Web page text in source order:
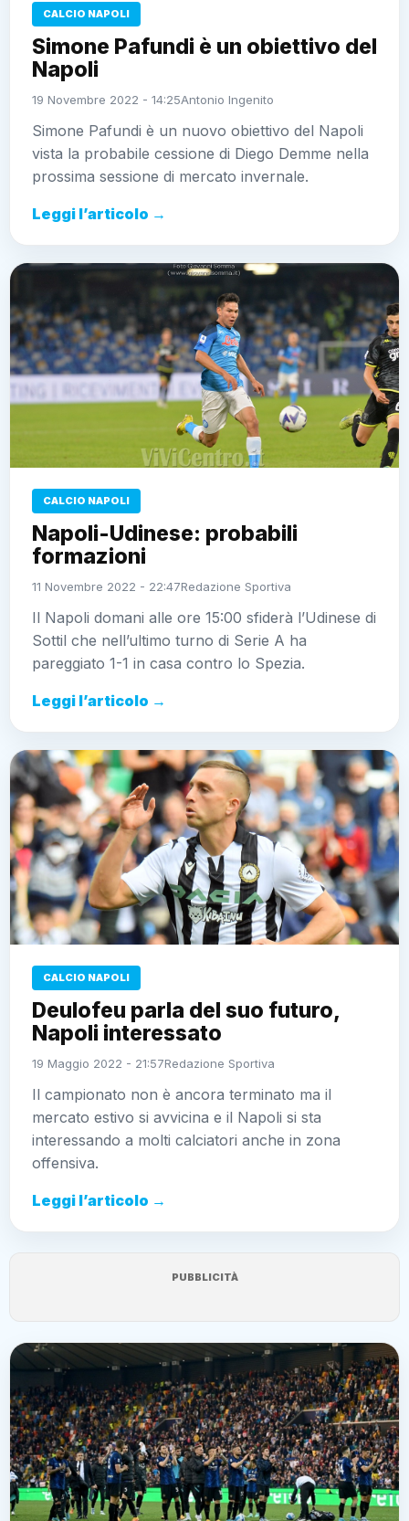
CALCIO NAPOLI
Simone Pafundi è un obiettivo del
Napoli
19 Novembre 2022 - 14:25Antonio Ingenito
Simone Pafundi è un nuovo obiettivo del Napoli
vista la probabile cessione di Diego Demme nella
prossima sessione di mercato invernale.
Leggi l’articolo →
CALCIO NAPOLI
Napoli-Udinese: probabili
formazioni
11 Novembre 2022 - 22:47Redazione Sportiva
Il Napoli domani alle ore 15:00 sfiderà l’Udinese di
Sottil che nell’ultimo turno di Serie A ha
pareggiato 1-1 in casa contro lo Spezia.
Leggi l’articolo →
CALCIO NAPOLI
Deulofeu parla del suo futuro,
Napoli interessato
19 Maggio 2022 - 21:57Redazione Sportiva
Il campionato non è ancora terminato ma il
mercato estivo si avvicina e il Napoli si sta
interessando a molti calciatori anche in zona
offensiva.
Leggi l’articolo →
PUBBLICITÀ